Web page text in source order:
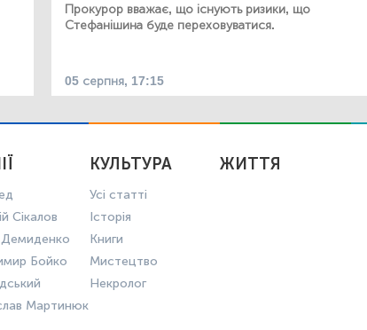
Прокурор вважає, що існують ризики, що
Стефанішина буде переховуватися.
05 серпня, 17:15
Сікалов
Бойко
Мартинюк
КУЛЬТУРА
Усі статті
Історія
Книги
Мистецтво
Некролог
ЖИТТЯ